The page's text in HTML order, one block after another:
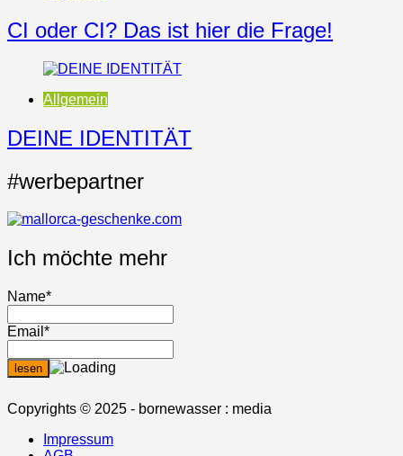
CI oder CI? Das ist hier die Frage!
Allgemein
DEINE IDENTITÄT
#werbepartner
Ich möchte mehr
Name*
Email*
Copyrights © 2025 - bornewasser : media
Impressum